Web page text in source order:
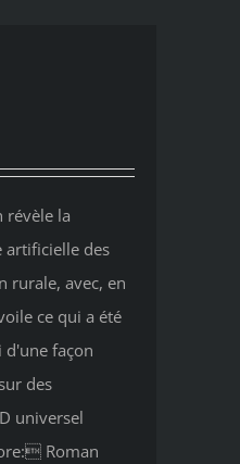
révèle la
artificielle des
rurale, avec, en
ce qui a été
d'une façon
des
universel
Roman